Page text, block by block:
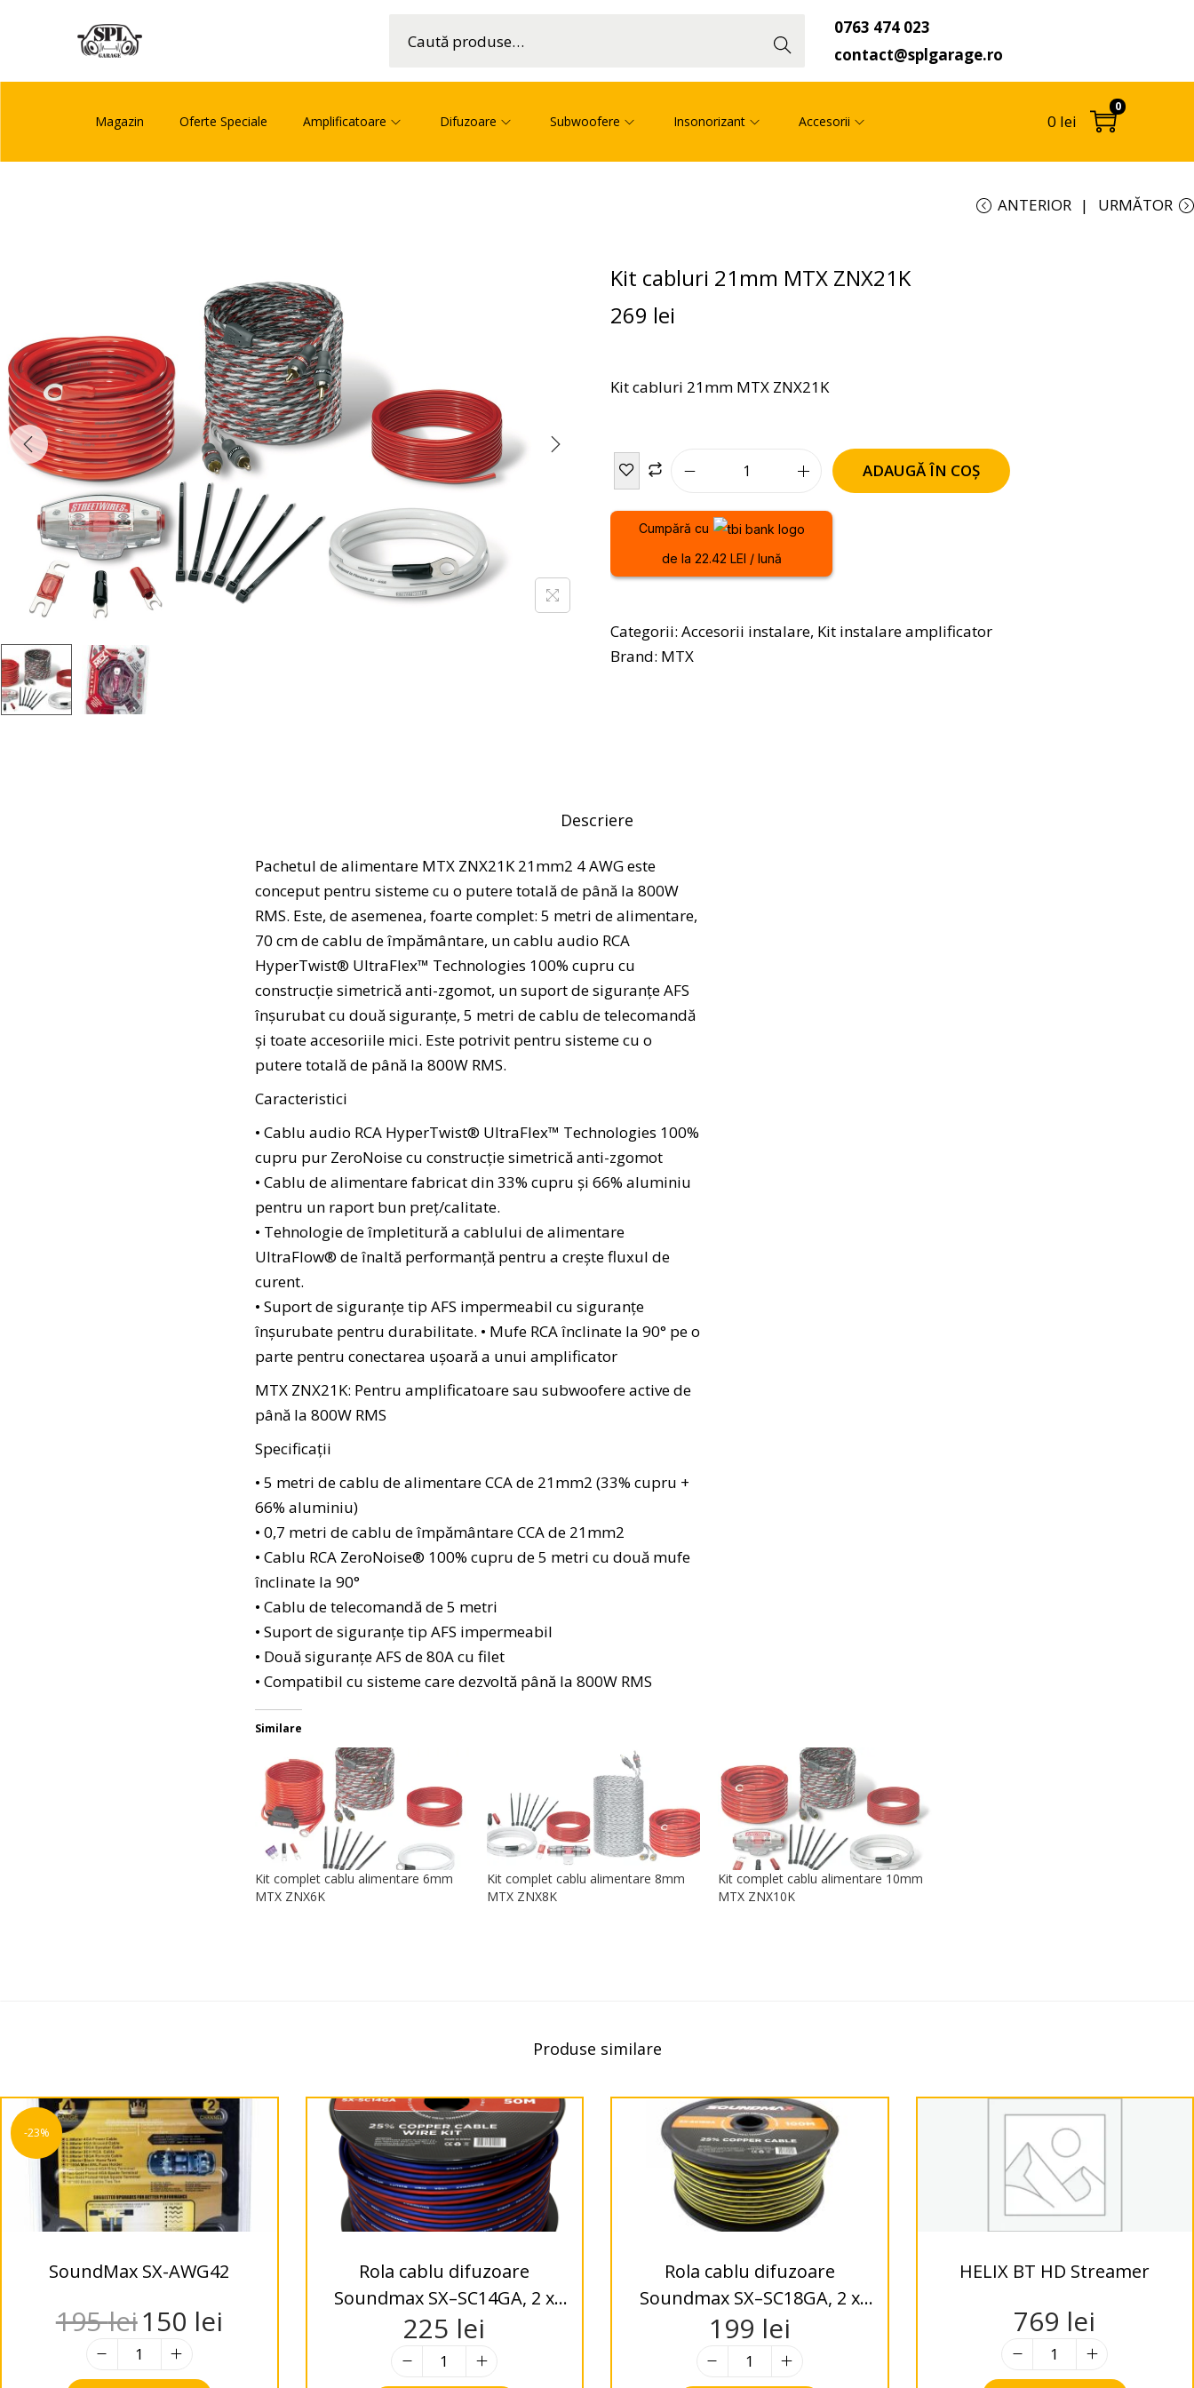
ă
0763 474 023
contact@splgarage.ro
Magazin Oferte Speciale Amplificatoare Difuzoare Subwoofere Insonorizant Accesorii 0 lei
0
ANTERIOR URMĂTOR
Kit cabluri 21mm MTX ZNX21K
269 lei
Kit cabluri 21mm MTX ZNX21K
ADAUGĂ ÎN COȘ
Cumpără cu
de la 22.42 LEI / lună
Categorii: Accesorii instalare, Kit instalare amplificator
Brand: MTX
Descriere
Pachetul de alimentare MTX ZNX21K 21mm2 4 AWG este
conceput pentru sisteme cu o putere totală de până la 800W
RMS. Este, de asemenea, foarte complet: 5 metri de alimentare,
70 cm de cablu de împământare, un cablu audio RCA
HyperTwist® UltraFlex™ Technologies 100% cupru cu
construcție simetrică anti-zgomot, un suport de siguranțe AFS
înșurubat cu două siguranțe, 5 metri de cablu de telecomandă
și toate accesoriile mici. Este potrivit pentru sisteme cu o
putere totală de până la 800W RMS.
Caracteristici
• Cablu audio RCA HyperTwist® UltraFlex™ Technologies 100%
cupru pur ZeroNoise cu construcție simetrică anti-zgomot
• Cablu de alimentare fabricat din 33% cupru și 66% aluminiu
pentru un raport bun preț/calitate.
• Tehnologie de împletitură a cablului de alimentare
UltraFlow® de înaltă performanță pentru a crește fluxul de
curent.
• Suport de siguranțe tip AFS impermeabil cu siguranțe
înșurubate pentru durabilitate. • Mufe RCA înclinate la 90° pe o
parte pentru conectarea ușoară a unui amplificator
MTX ZNX21K: Pentru amplificatoare sau subwoofere active de
până la 800W RMS
Specificații
• 5 metri de cablu de alimentare CCA de 21mm2 (33% cupru +
66% aluminiu)
• 0,7 metri de cablu de împământare CCA de 21mm2
• Cablu RCA ZeroNoise® 100% cupru de 5 metri cu două mufe
înclinate la 90°
• Cablu de telecomandă de 5 metri
• Suport de siguranțe tip AFS impermeabil
• Două siguranțe AFS de 80A cu filet
• Compatibil cu sisteme care dezvoltă până la 800W RMS
Similare
Kit complet cablu alimentare 6mm
MTX ZNX6K
Kit complet cablu alimentare 8mm
MTX ZNX8K
Kit complet cablu alimentare 10mm
MTX ZNX10K
Produse similare
-23%
SoundMax SX-AWG42
195lei150 lei
Rola cablu difuzoare
Soundmax SX–SC14GA, 2 x
2mm, 100m, 25% OFC
225 lei
Rola cablu difuzoare
Soundmax SX–SC18GA, 2 x
1.2mm, 100m, 25% OFC
199 lei
HELIX BT HD Streamer
769 lei